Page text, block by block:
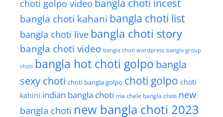
choti golpo video bangla choti incest
bangla choti kahani bangla choti list
bangla choti live bangla choti story
bangla choti video bangla choti wordpress bangla group
choti bangla hot choti golpo bangla
sexy choti choti bangla golpo choti golpo choti
kahini indian bangla choti ma chele bangla choti new
bangla choti new bangla choti 2023